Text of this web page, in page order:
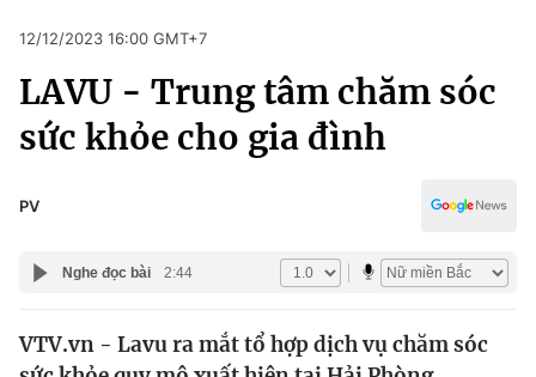
Chuyên mục
Chính trị
Pháp luật
Pháp luật
Kinh tế
Thể thao
Truyền hình
Công nghệ
12/12/2023 16:00 GMT+7
LAVU - Trung tâm chăm sóc
sức khỏe cho gia đình
PV
Nghe đọc bài 2:44
VTV.vn - Lavu ra mắt tổ hợp dịch vụ chăm sóc